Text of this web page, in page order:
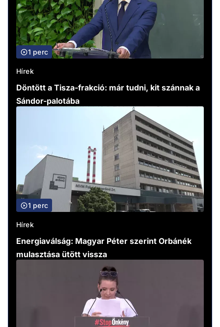
1 perc
Hírek
Döntött a Tisza-frakció: már tudni, kit szánnak a
Sándor-palotába
1 perc
Hírek
Energiaválság: Magyar Péter szerint Orbánék
mulasztása ütött vissza